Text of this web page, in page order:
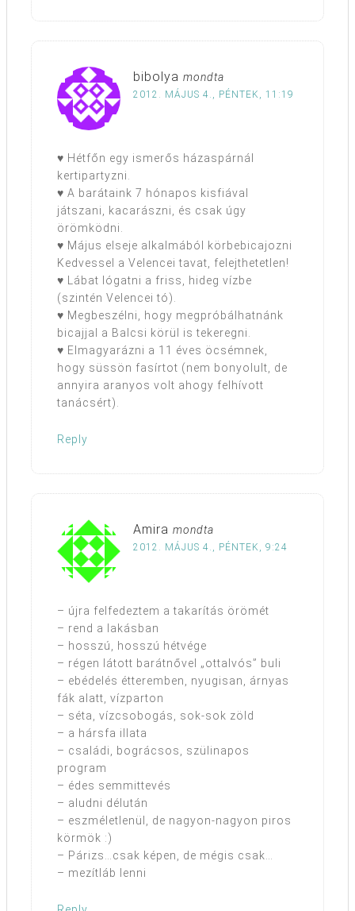
bibolya mondta
2012. MÁJUS 4., PÉNTEK, 11:19
♥ Hétfőn egy ismerős házaspárnál
kertipartyzni.
♥ A barátaink 7 hónapos kisfiával
játszani, kacarászni, és csak úgy
örömködni.
♥ Május elseje alkalmából körbebicajozni
Kedvessel a Velencei tavat, felejthetetlen!
♥ Lábat lógatni a friss, hideg vízbe
(szintén Velencei tó).
♥ Megbeszélni, hogy megpróbálhatnánk
bicajjal a Balcsi körül is tekeregni.
♥ Elmagyarázni a 11 éves öcsémnek,
hogy süssön fasírtot (nem bonyolult, de
annyira aranyos volt ahogy felhívott
tanácsért).
Reply
Amira mondta
2012. MÁJUS 4., PÉNTEK, 9:24
– újra felfedeztem a takarítás örömét
– rend a lakásban
– hosszú, hosszú hétvége
– régen látott barátnővel „ottalvós” buli
– ebédelés étteremben, nyugisan, árnyas
fák alatt, vízparton
– séta, vízcsobogás, sok-sok zöld
– a hársfa illata
– családi, bográcsos, szülinapos
program
– édes semmittevés
– aludni délután
– eszméletlenül, de nagyon-nagyon piros
körmök :)
– Párizs…csak képen, de mégis csak…
– mezítláb lenni